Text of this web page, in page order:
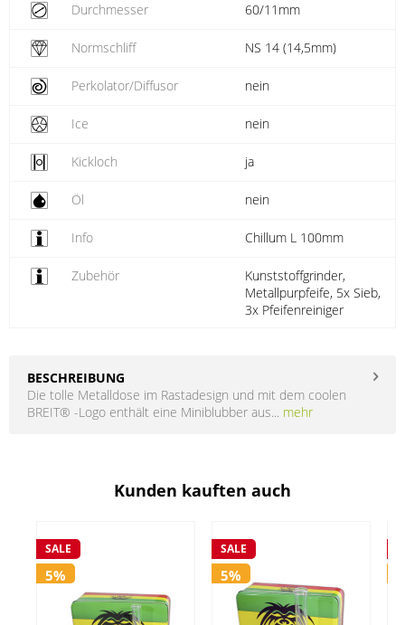
Durchmesser 60/11mm
Normschliff NS 14 (14,5mm)
Perkolator/Diffusor nein
Ice nein
Kickloch ja
Öl nein
Info Chillum L 100mm
Zubehör
Kunststoffgrinder,
Metallpurpfeife, 5x Sieb,
3x Pfeifenreiniger
BESCHREIBUNG
Die tolle Metalldose im Rastadesign und mit dem coolen
BREIT® -Logo enthält eine Miniblubber aus... mehr
Kunden kauften auch
SALE
5%
SALE
5%